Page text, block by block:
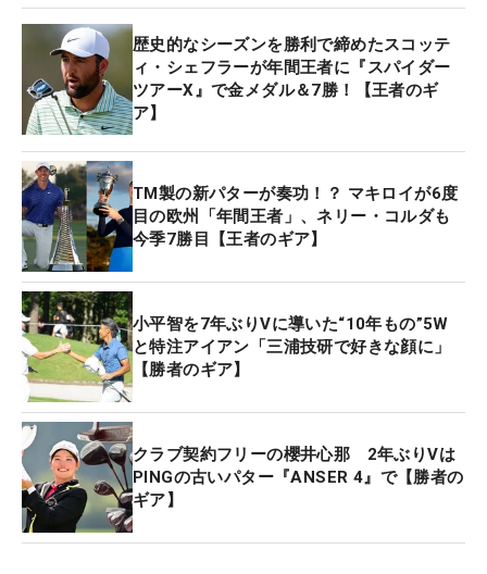
歴史的なシーズンを勝利で締めたスコッテ
ィ・シェフラーが年間王者に『スパイダー
ツアーX』で金メダル＆7勝！【王者のギ
ア】
TM製の新パターが奏功！？ マキロイが6度
目の欧州「年間王者」、ネリー・コルダも
今季7勝目【王者のギア】
小平智を7年ぶりVに導いた“10年もの”5W
と特注アイアン「三浦技研で好きな顔に」
【勝者のギア】
クラブ契約フリーの櫻井心那 2年ぶりVは
PINGの古いパター『ANSER 4』で【勝者の
ギア】